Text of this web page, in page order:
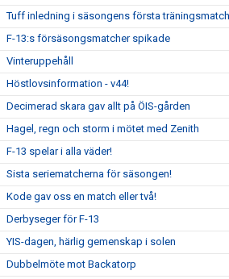
Tuff inledning i säsongens första träningsmatch
F-13:s försäsongsmatcher spikade
Vinteruppehåll
Höstlovsinformation - v44!
Decimerad skara gav allt på ÖIS-gården
Hagel, regn och storm i mötet med Zenith
F-13 spelar i alla väder!
Sista seriematcherna för säsongen!
Kode gav oss en match eller två!
Derbyseger för F-13
YIS-dagen, härlig gemenskap i solen
Dubbelmöte mot Backatorp